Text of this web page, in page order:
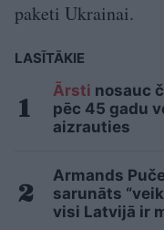
paketi Ukrainai.
LASĪTĀKIE
Ārsti nosauc
pēc 45 gadu
aizrauties
Armands
sarunāts
visi Latvijā ir